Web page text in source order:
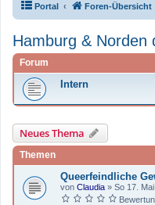
Portal Foren-Übersicht
Hamburg & Norden
Forum
Intern
Neues Thema
Themen
Queerfeindliche
von Claudia » So 17.